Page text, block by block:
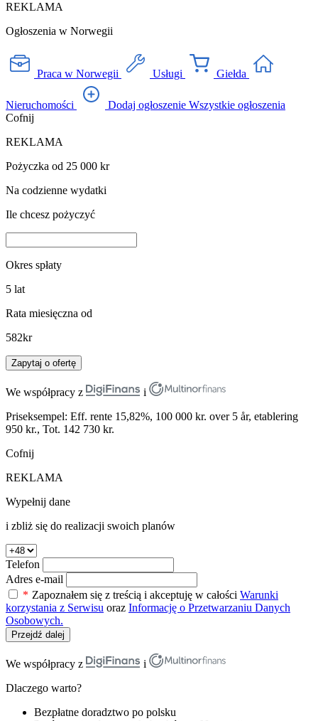
REKLAMA
Ogłoszenia w Norwegii
Praca w Norwegii Usługi Giełda
Nieruchomości Dodaj ogłoszenie Wszystkie ogłoszenia
Cofnij
REKLAMA
Pożyczka od 25 000 kr
Na codzienne wydatki
Ile chcesz pożyczyć
Okres spłaty
5 lat
Rata miesięczna od
582kr
Zapytaj o ofertę
We współpracy z
i
Priseksempel: Eff. rente 15,82%, 100 000 kr. over 5 år, etablering
950 kr., Tot. 142 730 kr.
Cofnij
REKLAMA
Wypełnij dane
i zbliż się do realizacji swoich planów
Telefon
Adres e-mail
* Zapoznałem się z treścią i akceptuję w całości Warunki
korzystania z Serwisu oraz Informację o Przetwarzaniu Danych
Osobowych.
Przejdź dalej
We współpracy z
i
Dlaczego warto?
Bezpłatne doradztwo po polsku